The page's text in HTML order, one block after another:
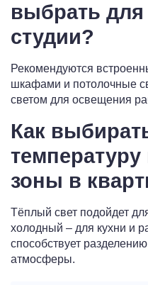
выбрать для
студии?
Рекомендуются
шкафами и потолочные
светом для освещения
Как
зоны в
Тёплый свет подойдет
холодный – для кухни и
способствует
атмосферы.